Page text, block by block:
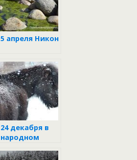
5 апреля Никон
24 декабря в
народном